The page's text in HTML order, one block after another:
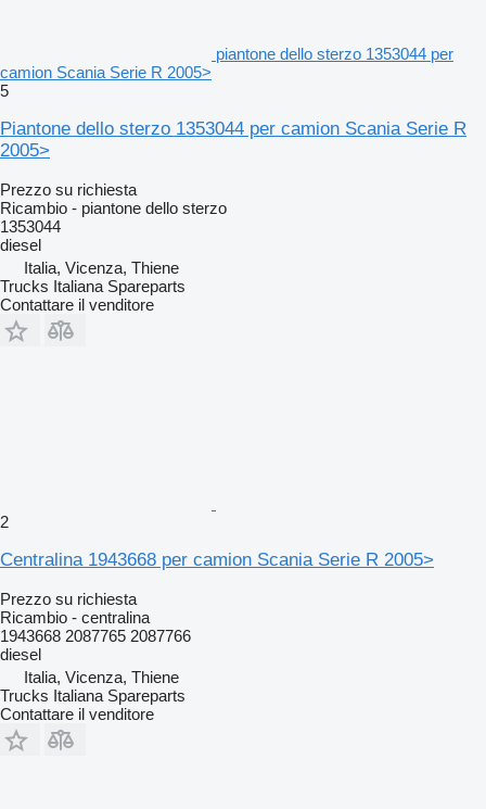
piantone dello sterzo 1353044 per
camion Scania Serie R 2005>
5
Piantone dello sterzo 1353044 per camion Scania Serie R
2005>
Prezzo su richiesta
Ricambio - piantone dello sterzo
1353044
diesel
Italia, Vicenza, Thiene
Trucks Italiana Spareparts
Contattare il venditore
2
Centralina 1943668 per camion Scania Serie R 2005>
Prezzo su richiesta
Ricambio - centralina
1943668 2087765 2087766
diesel
Italia, Vicenza, Thiene
Trucks Italiana Spareparts
Contattare il venditore